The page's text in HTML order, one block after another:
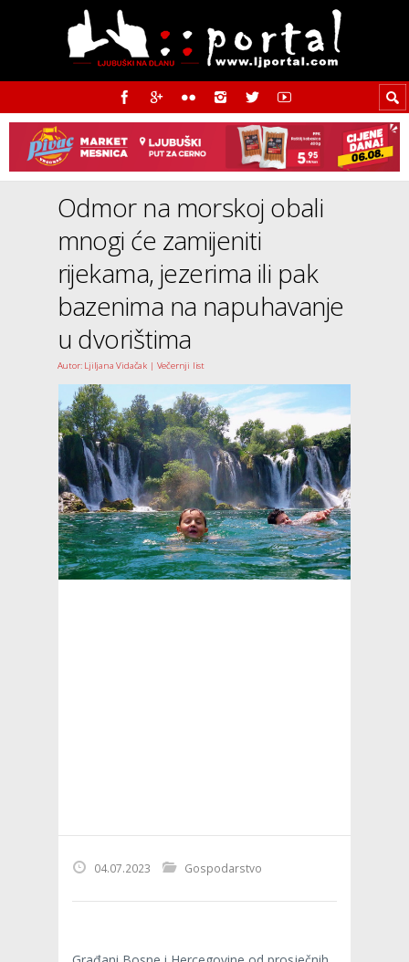
Odmor na morskoj obali
mnogi će zamijeniti
rijekama, jezerima ili pak
bazenima na napuhavanje
u dvorištima
Autor: Ljiljana Vidačak | Večernji list
04.07.2023 Gospodarstvo